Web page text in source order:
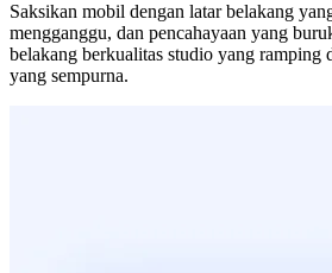
Saksikan mobil dengan latar belakang
mengganggu, dan pencahayaan yang
belakang berkualitas studio yang ramping
yang sempurna.